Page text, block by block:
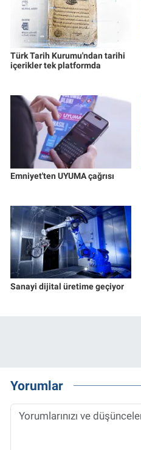
Türk Tarih Kurumu'ndan tarihi
içerikler tek platformda
Emniyet'ten UYUMA çağrısı
Sanayi dijital üretime geçiyor
Yorumlar